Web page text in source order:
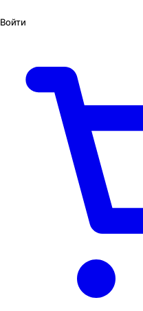
Войти